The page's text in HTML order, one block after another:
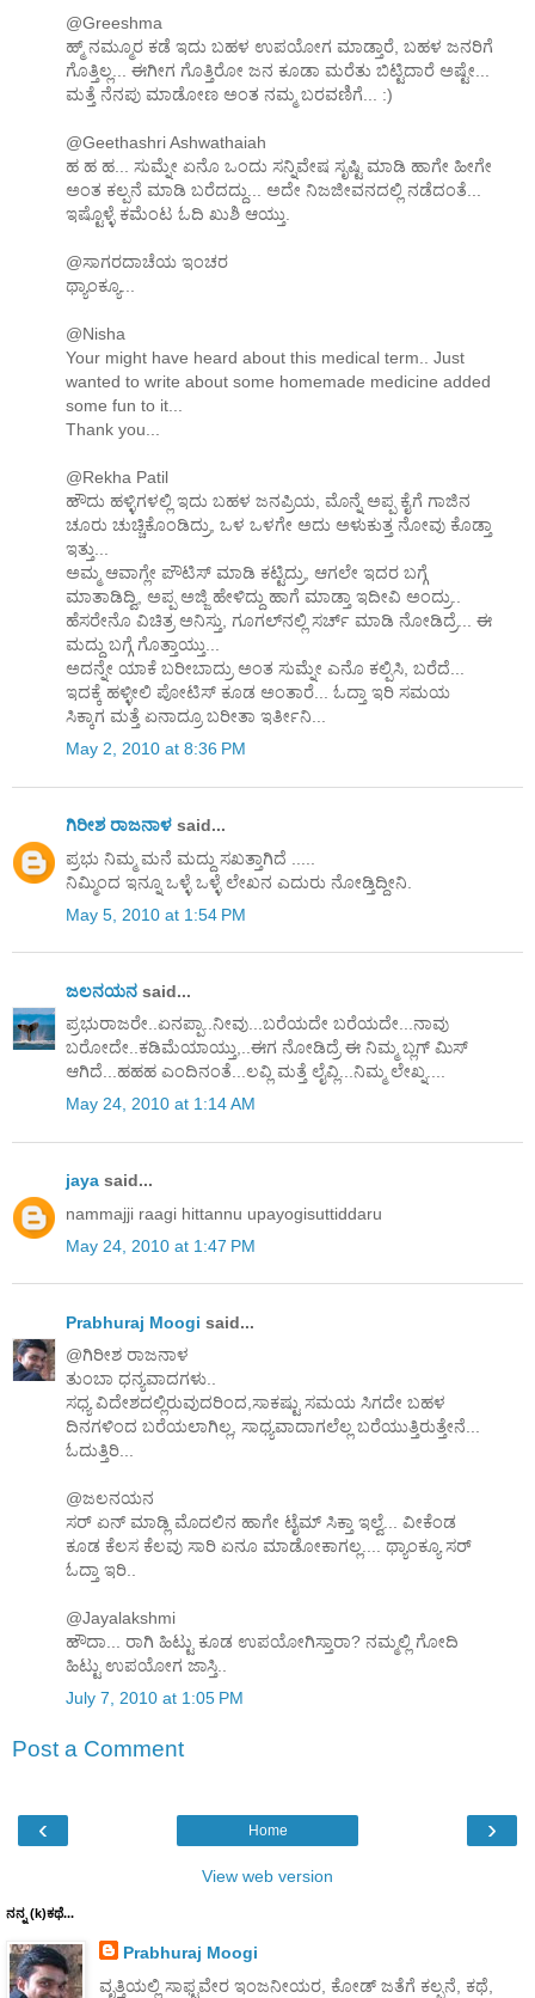
@Greeshma
ಹ್ಮ್ ನಮ್ಮೂರ ಕಡೆ ಇದು ಬಹಳ ಉಪಯೋಗ ಮಾಡ್ತಾರೆ, ಬಹಳ ಜನರಿಗೆ
ಗೊತ್ತಿಲ್ಲ... ಈಗೀಗ ಗೊತ್ತಿರೋ ಜನ ಕೂಡಾ ಮರೆತು ಬಿಟ್ಟಿದಾರೆ ಅಷ್ಟೇ...
ಮತ್ತೆ ನೆನಪು ಮಾಡೋಣ ಅಂತ ನಮ್ಮ ಬರವಣಿಗೆ... :)
@Geethashri Ashwathaiah
ಹ ಹ ಹ... ಸುಮ್ನೇ ಏನೊ ಒಂದು ಸನ್ನಿವೇಷ ಸೃಷ್ಟಿ ಮಾಡಿ ಹಾಗೇ ಹೀಗೇ
ಅಂತ ಕಲ್ಪನೆ ಮಾಡಿ ಬರೆದದ್ದು... ಅದೇ ನಿಜಜೀವನದಲ್ಲಿ ನಡೆದಂತೆ...
ಇಷ್ಟೊಳ್ಳೆ ಕಮೆಂಟ ಓದಿ ಖುಶಿ ಆಯ್ತು.
@ಸಾಗರದಾಚೆಯ ಇಂಚರ
ಥ್ಯಾಂಕ್ಯೂ...
@Nisha
Your might have heard about this medical term.. Just
wanted to write about some homemade medicine added
some fun to it...
Thank you...
@Rekha Patil
ಹೌದು ಹಳ್ಳಿಗಳಲ್ಲಿ ಇದು ಬಹಳ ಜನಪ್ರಿಯ, ಮೊನ್ನೆ ಅಪ್ಪ ಕೈಗೆ ಗಾಜಿನ
ಚೂರು ಚುಚ್ಚಿಕೊಂಡಿದ್ರು, ಒಳ ಒಳಗೇ ಅದು ಅಳುಕುತ್ತ ನೋವು ಕೊಡ್ತಾ
ಇತ್ತು...
ಅಮ್ಮ ಆವಾಗ್ಲೇ ಪೌಟಿಸ್ ಮಾಡಿ ಕಟ್ಟಿದ್ರು, ಆಗಲೇ ಇದರ ಬಗ್ಗೆ
ಮಾತಾಡಿದ್ವಿ, ಅಪ್ಪ ಅಜ್ಜಿ ಹೇಳಿದ್ದು ಹಾಗೆ ಮಾಡ್ತಾ ಇದೀವಿ ಅಂದ್ರು..
ಹೆಸರೇನೊ ವಿಚಿತ್ರ ಅನಿಸ್ತು, ಗೂಗಲ್‌ನಲ್ಲಿ ಸರ್ಚ್ ಮಾಡಿ ನೋಡಿದ್ರೆ... ಈ
ಮದ್ದು ಬಗ್ಗೆ ಗೊತ್ತಾಯ್ತು...
ಅದನ್ನೇ ಯಾಕೆ ಬರೀಬಾದ್ರು ಅಂತ ಸುಮ್ನೇ ಎನೊ ಕಲ್ಪಿಸಿ, ಬರೆದೆ...
ಇದಕ್ಕೆ ಹಳ್ಳೀಲಿ ಪೋಟಿಸ್ ಕೂಡ ಅಂತಾರೆ... ಓದ್ತಾ ಇರಿ ಸಮಯ
ಸಿಕ್ಕಾಗ ಮತ್ತೆ ಏನಾದ್ರೂ ಬರೀತಾ ಇರ್ತೀನಿ...
May 2, 2010 at 8:36 PM
ಗಿರೀಶ ರಾಜನಾಳ said...
ಪ್ರಭು ನಿಮ್ಮ ಮನೆ ಮದ್ದು ಸಖತ್ತಾಗಿದೆ .....
ನಿಮ್ಮಿಂದ ಇನ್ನೂ ಒಳ್ಳೆ ಒಳ್ಳೆ ಲೇಖನ ಎದುರು ನೋಡ್ತಿದ್ದೀನಿ.
May 5, 2010 at 1:54 PM
ಜಲನಯನ said...
ಪ್ರಭುರಾಜರೇ..ಏನಪ್ಪಾ..ನೀವು...ಬರೆಯದೇ ಬರೆಯದೇ...ನಾವು
ಬರೋದೇ..ಕಡಿಮೆಯಾಯ್ತು,..ಈಗ ನೋಡಿದ್ರೆ ಈ ನಿಮ್ಮ ಬ್ಲಗ್ ಮಿಸ್
ಆಗಿದೆ...ಹಹಹ ಎಂದಿನಂತೆ...ಲವ್ಲಿ ಮತ್ತೆ ಲೈವ್ಲಿ...ನಿಮ್ಮ ಲೇಖ್ನ....
May 24, 2010 at 1:14 AM
jaya said...
nammajji raagi hittannu upayogisuttiddaru
May 24, 2010 at 1:47 PM
Prabhuraj Moogi said...
@ಗಿರೀಶ ರಾಜನಾಳ
ತುಂಬಾ ಧನ್ಯವಾದಗಳು..
ಸಧ್ಯ ವಿದೇಶದಲ್ಲಿರುವುದರಿಂದ,ಸಾಕಷ್ಟು ಸಮಯ ಸಿಗದೇ ಬಹಳ
ದಿನಗಳಿಂದ ಬರೆಯಲಾಗಿಲ್ಲ, ಸಾಧ್ಯವಾದಾಗಲೆಲ್ಲ ಬರೆಯುತ್ತಿರುತ್ತೇನೆ...
ಓದುತ್ತಿರಿ...
@ಜಲನಯನ
ಸರ್ ಏನ್ ಮಾಡ್ಲಿ ಮೊದಲಿನ ಹಾಗೇ ಟೈಮ್ ಸಿಕ್ತಾ ಇಲ್ವೆ... ವೀಕೆಂಡ
ಕೂಡ ಕೆಲಸ ಕೆಲವು ಸಾರಿ ಏನೂ ಮಾಡೋಕಾಗಲ್ಲ.... ಥ್ಯಾಂಕ್ಯೂ ಸರ್
ಓದ್ತಾ ಇರಿ..
@Jayalakshmi
ಹೌದಾ... ರಾಗಿ ಹಿಟ್ಟು ಕೂಡ ಉಪಯೋಗಿಸ್ತಾರಾ? ನಮ್ಮಲ್ಲಿ ಗೋದಿ
ಹಿಟ್ಟು ಉಪಯೋಗ ಜಾಸ್ತಿ..
July 7, 2010 at 1:05 PM
Post a Comment
‹ ›
Home
View web version
ನನ್ನ (k)ಕಥೆ...
Prabhuraj Moogi
ವೃತ್ತಿಯಲ್ಲಿ ಸಾಫ್ಟವೇರ ಇಂಜನೀಯರ, ಕೋಡ್ ಜತೆಗೆ ಕಲ್ಪನೆ, ಕಥೆ,